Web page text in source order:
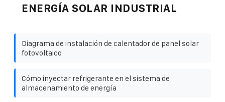
ENERGÍA SOLAR INDUSTRIAL
Diagrama de instalación de calentador de panel solar
fotovoltaico
Cómo inyectar refrigerante en el sistema de
almacenamiento de energía